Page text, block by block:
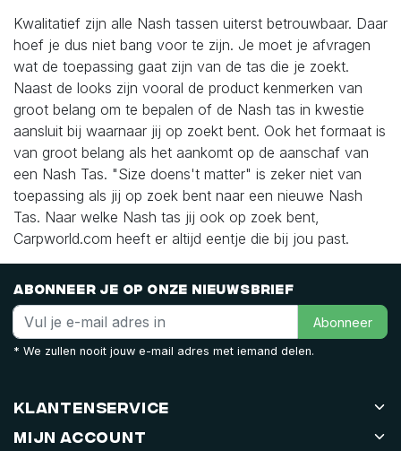
Kwalitatief zijn alle Nash tassen uiterst betrouwbaar. Daar
hoef je dus niet bang voor te zijn. Je moet je afvragen
wat de toepassing gaat zijn van de tas die je zoekt.
Naast de looks zijn vooral de product kenmerken van
groot belang om te bepalen of de Nash tas in kwestie
aansluit bij waarnaar jij op zoekt bent. Ook het formaat is
van groot belang als het aankomt op de aanschaf van
een Nash Tas. "Size doens't matter" is zeker niet van
toepassing als jij op zoek bent naar een nieuwe Nash
Tas. Naar welke Nash tas jij ook op zoek bent,
Carpworld.com heeft er altijd eentje die bij jou past.
Abonneer je op onze nieuwsbrief
Abonneer
* We zullen nooit jouw e-mail adres met iemand delen.
Klantenservice
Mijn account